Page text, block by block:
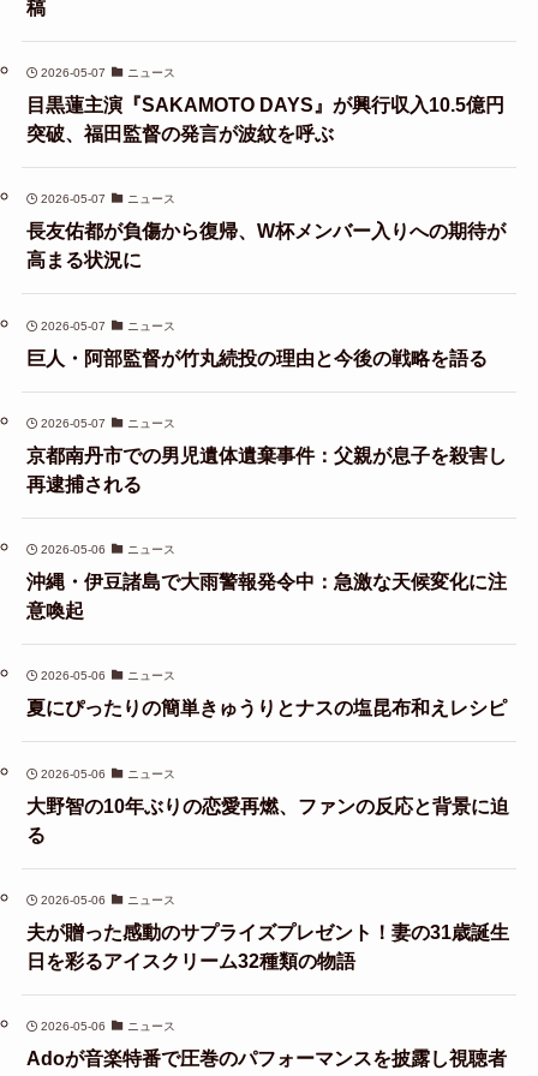
稿
2026-05-07 ニュース
目黒蓮主演『SAKAMOTO DAYS』が興行収入10.5億円
突破、福田監督の発言が波紋を呼ぶ
2026-05-07 ニュース
長友佑都が負傷から復帰、W杯メンバー入りへの期待が
高まる状況に
2026-05-07 ニュース
巨人・阿部監督が竹丸続投の理由と今後の戦略を語る
2026-05-07 ニュース
京都南丹市での男児遺体遺棄事件：父親が息子を殺害し
再逮捕される
2026-05-06 ニュース
沖縄・伊豆諸島で大雨警報発令中：急激な天候変化に注
意喚起
2026-05-06 ニュース
夏にぴったりの簡単きゅうりとナスの塩昆布和えレシピ
2026-05-06 ニュース
大野智の10年ぶりの恋愛再燃、ファンの反応と背景に迫
る
2026-05-06 ニュース
夫が贈った感動のサプライズプレゼント！妻の31歳誕生
日を彩るアイスクリーム32種類の物語
2026-05-06 ニュース
Adoが音楽特番で圧巻のパフォーマンスを披露し視聴者